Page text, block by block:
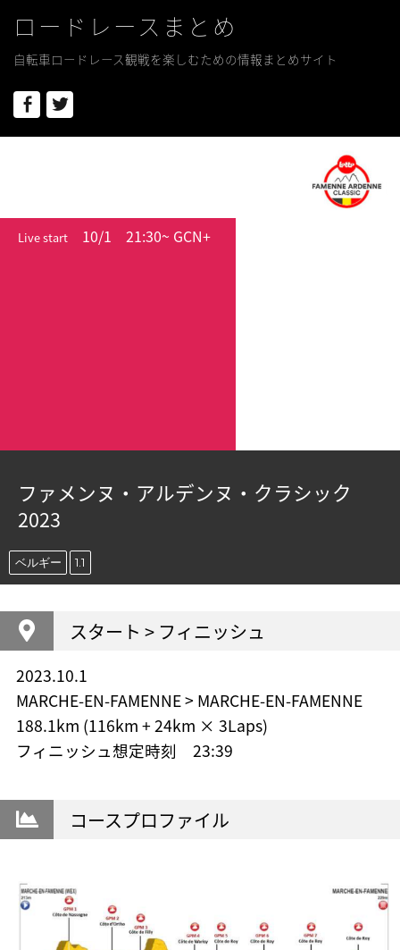
ロードレースまとめ
自転車ロードレース観戦を楽しむための情報まとめサイト
Facebook
Live start 10/1 21:30~ GCN+
ファメンヌ・アルデンヌ・クラシック
2023
ベルギー 1.1
スタート > フィニッシュ
2023.10.1
MARCHE-EN-FAMENNE > MARCHE-EN-FAMENNE
188.1km (116km + 24km × 3Laps)
フィニッシュ想定時刻 23:39
コースプロファイル